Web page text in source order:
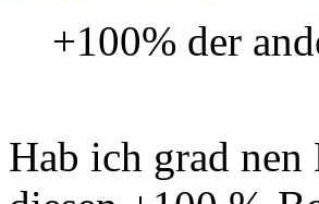
+100% der
Hab ich grad